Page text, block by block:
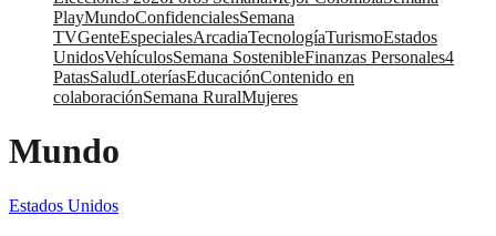
PlayMundoConfidencialesSemana
TVGenteEspecialesArcadiaTecnologíaTurismoEstados
UnidosVehículosSemana SostenibleFinanzas Personales4
PatasSaludLoteríasEducaciónContenido en
colaboraciónSemana RuralMujeres
Mundo
Estados Unidos